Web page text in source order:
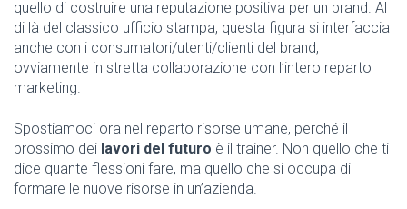
quello di costruire una reputazione positiva per un brand. Al
di là del classico ufficio stampa, questa figura si interfaccia
anche con i consumatori/utenti/clienti del brand,
ovviamente in stretta collaborazione con l’intero reparto
marketing.
Spostiamoci ora nel reparto risorse umane, perché il
prossimo dei lavori del futuro è il trainer. Non quello che ti
dice quante flessioni fare, ma quello che si occupa di
formare le nuove risorse in un’azienda.